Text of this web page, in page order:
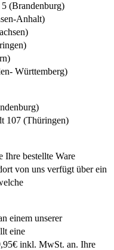
5 (Brandenburg)
Anhalt)
Württemberg)
107 (Thüringen)
Ihre bestellte Ware
von uns verfügt über ein
einem unserer
eine
inkl. MwSt. an. Ihre